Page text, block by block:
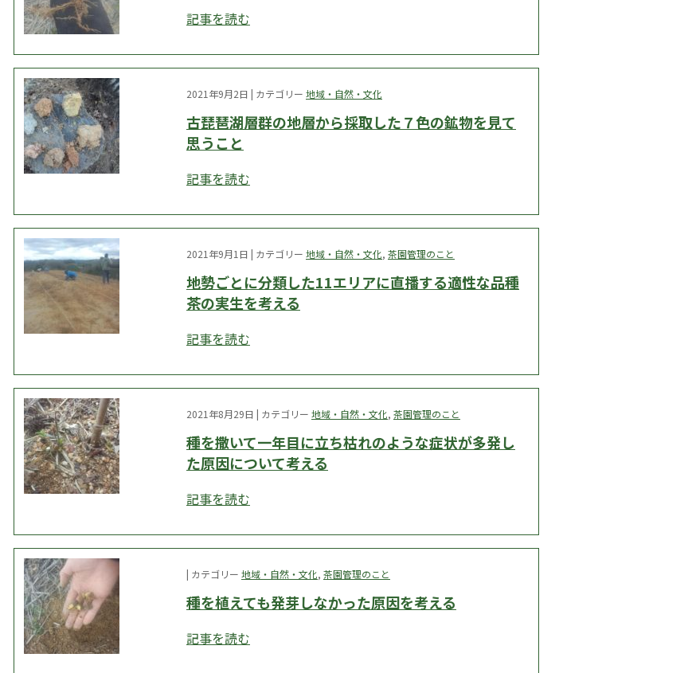
記事を読む
2021年9月2日 | カテゴリー 地域・自然・文化
古琵琶湖層群の地層から採取した７色の鉱物を見て
思うこと
記事を読む
2021年9月1日 | カテゴリー 地域・自然・文化, 茶園管理のこと
地勢ごとに分類した11エリアに直播する適性な品種
茶の実生を考える
記事を読む
2021年8月29日 | カテゴリー 地域・自然・文化, 茶園管理のこと
種を撒いて一年目に立ち枯れのような症状が多発し
た原因について考える
記事を読む
| カテゴリー 地域・自然・文化, 茶園管理のこと
種を植えても発芽しなかった原因を考える
記事を読む